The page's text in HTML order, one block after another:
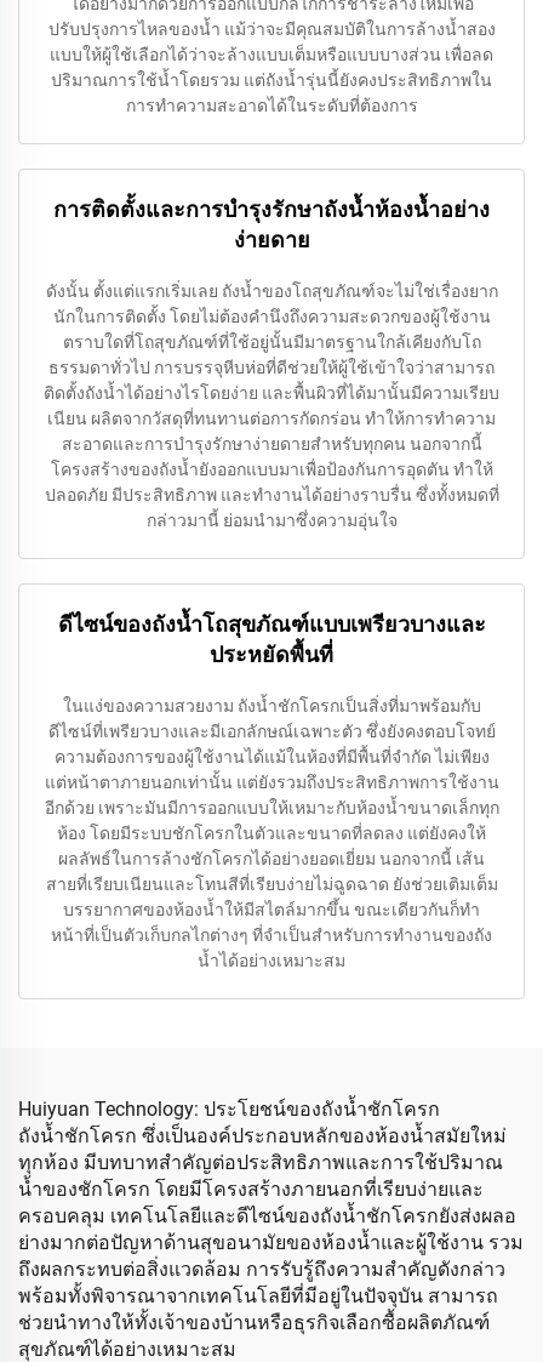
ปรับปรุงการไหลของน้ำ แม้ว่าจะมีคุณสมบัติในการล้างน้ำสอง
แบบให้ผู้ใช้เลือกได้ว่าจะล้างแบบเต็มหรือแบบบางส่วน เพื่อลด
ปริมาณการใช้น้ำโดยรวม แต่ถังน้ำรุ่นนี้ยังคงประสิทธิภาพใน
การทำความสะอาดได้ในระดับที่ต้องการ
การติดตั้งและการบำรุงรักษาถังน้ำห้องน้ำอย่าง
ง่ายดาย
ดังนั้น ตั้งแต่แรกเริ่มเลย ถังน้ำของโถสุขภัณฑ์จะไม่ใช่เรื่องยาก
นักในการติดตั้ง โดยไม่ต้องคำนึงถึงความสะดวกของผู้ใช้งาน
ตราบใดที่โถสุขภัณฑ์ที่ใช้อยู่นั้นมีมาตรฐานใกล้เคียงกับโถ
ธรรมดาทั่วไป การบรรจุหีบห่อที่ดีช่วยให้ผู้ใช้เข้าใจว่าสามารถ
ติดตั้งถังน้ำได้อย่างไรโดยง่าย และพื้นผิวที่ได้มานั้นมีความเรียบ
เนียน ผลิตจากวัสดุที่ทนทานต่อการกัดกร่อน ทำให้การทำความ
สะอาดและการบำรุงรักษาง่ายดายสำหรับทุกคน นอกจากนี้
โครงสร้างของถังน้ำยังออกแบบมาเพื่อป้องกันการอุดตัน ทำให้
ปลอดภัย มีประสิทธิภาพ และทำงานได้อย่างราบรื่น ซึ่งทั้งหมดที่
กล่าวมานี้ ย่อมนำมาซึ่งความอุ่นใจ
ดีไซน์ของถังน้ำโถสุขภัณฑ์แบบเพรียวบางและ
ประหยัดพื้นที่
ในแง่ของความสวยงาม ถังน้ำชักโครกเป็นสิ่งที่มาพร้อมกับ
ดีไซน์ที่เพรียวบางและมีเอกลักษณ์เฉพาะตัว ซึ่งยังคงตอบโจทย์
ความต้องการของผู้ใช้งานได้แม้ในห้องที่มีพื้นที่จำกัด ไม่เพียง
แต่หน้าตาภายนอกเท่านั้น แต่ยังรวมถึงประสิทธิภาพการใช้งาน
อีกด้วย เพราะมันมีการออกแบบให้เหมาะกับห้องน้ำขนาดเล็กทุก
ห้อง โดยมีระบบชักโครกในตัวและขนาดที่ลดลง แต่ยังคงให้
ผลลัพธ์ในการล้างชักโครกได้อย่างยอดเยี่ยม นอกจากนี้ เส้น
สายที่เรียบเนียนและโทนสีที่เรียบง่ายไม่ฉูดฉาด ยังช่วยเติมเต็ม
บรรยากาศของห้องน้ำให้มีสไตล์มากขึ้น ขณะเดียวกันก็ทำ
หน้าที่เป็นตัวเก็บกลไกต่างๆ ที่จำเป็นสำหรับการทำงานของถัง
น้ำได้อย่างเหมาะสม
Huiyuan Technology: ประโยชน์ของถังน้ำชักโครก
ถังน้ำชักโครก ซึ่งเป็นองค์ประกอบหลักของห้องน้ำสมัยใหม่
ทุกห้อง มีบทบาทสำคัญต่อประสิทธิภาพและการใช้ปริมาณ
น้ำของชักโครก โดยมีโครงสร้างภายนอกที่เรียบง่ายและ
ครอบคลุม เทคโนโลยีและดีไซน์ของถังน้ำชักโครกยังส่งผลอ
ย่างมากต่อปัญหาด้านสุขอนามัยของห้องน้ำและผู้ใช้งาน รวม
ถึงผลกระทบต่อสิ่งแวดล้อม การรับรู้ถึงความสำคัญดังกล่าว
พร้อมทั้งพิจารณาจากเทคโนโลยีที่มีอยู่ในปัจจุบัน สามารถ
ช่วยนำทางให้ทั้งเจ้าของบ้านหรือธุรกิจเลือกซื้อผลิตภัณฑ์
สุขภัณฑ์ได้อย่างเหมาะสม